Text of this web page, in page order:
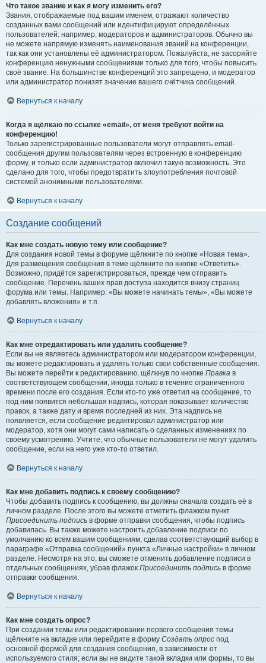
Что такое звание и как я могу изменить его?
Звания, отображаемые под вашим именем, отражают количество
созданных вами сообщений или идентифицируют определённых
пользователей: например, модераторов и администраторов. Обычно вы
не можете напрямую изменять наименования званий на конференции,
так как они установлены её администратором. Пожалуйста, не засоряйте
конференцию ненужными сообщениями только для того, чтобы повысить
своё звание. На большинстве конференций это запрещено, и модератор
или администратор понизят значение вашего счётчика сообщений.
Вернуться к началу
Когда я щёлкаю по ссылке «email», от меня требуют войти на
конференцию!
Только зарегистрированные пользователи могут отправлять email-
сообщения другим пользователям через встроенную в конференцию
форму, и только если администратор включил такую возможность. Это
сделано для того, чтобы предотвратить злоупотребления почтовой
системой анонимными пользователями.
Вернуться к началу
Создание сообщений
Как мне создать новую тему или сообщение?
Для создания новой темы в форуме щёлкните по кнопке «Новая тема».
Для размещения сообщения в теме щёлкните по кнопке «Ответить».
Возможно, придётся зарегистрироваться, прежде чем отправить
сообщение. Перечень ваших прав доступа находится внизу страниц
форума или темы. Например: «Вы можете начинать темы», «Вы можете
добавлять вложения» и т.п.
Вернуться к началу
Как мне отредактировать или удалить сообщение?
Если вы не являетесь администратором или модератором конференции,
вы можете редактировать и удалять только свои собственные сообщения.
Вы можете перейти к редактированию, щёлкнув по кнопке Правка в
соответствующем сообщении, иногда только в течение ограниченного
времени после его создания. Если кто-то уже ответил на сообщение, то
под ним появится небольшая надпись, которая показывает количество
правок, а также дату и время последней из них. Эта надпись не
появляется, если сообщение редактировал администратор или
модератор, хотя они могут сами написать о сделанных изменениях по
своему усмотрению. Учтите, что обычные пользователи не могут удалить
сообщение, если на него уже кто-то ответил.
Вернуться к началу
Как мне добавить подпись к своему сообщению?
Чтобы добавить подпись к сообщению, вы должны сначала создать её в
личном разделе. После этого вы можете отметить флажком пункт
Присоединить подпись в форме отправки сообщения, чтобы подпись
добавилась. Вы также можете настроить добавление подписи по
умолчанию ко всем вашим сообщениям, сделав соответствующий выбор в
параграфе «Отправка сообщений» пункта «Личные настройки» в личном
разделе. Несмотря на это, вы сможете отменить добавление подписи в
отдельных сообщениях, убрав флажок Присоединить подпись в форме
отправки сообщения.
Вернуться к началу
Как мне создать опрос?
При создании темы или редактировании первого сообщения темы
щёлкните на вкладке или перейдите в форму Создать опрос под
основной формой для создания сообщения, в зависимости от
используемого стиля; если вы не видите такой вкладки или формы, то вы